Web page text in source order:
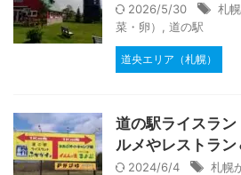
2026/5/30 札
菜・卵）
道の駅
道央エリア（札幌）
道の駅ライスラ
ルメやレストラ
2024/6/4 札幌